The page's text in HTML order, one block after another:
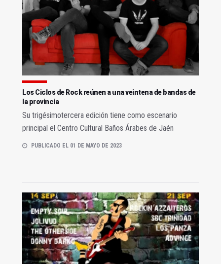
Los Ciclos de Rock reúnen a una veintena de bandas de
la provincia
Su trigésimotercera edición tiene como escenario
principal el Centro Cultural Baños Árabes de Jaén
PUBLICADO EL 01 DE MAYO DE 2023